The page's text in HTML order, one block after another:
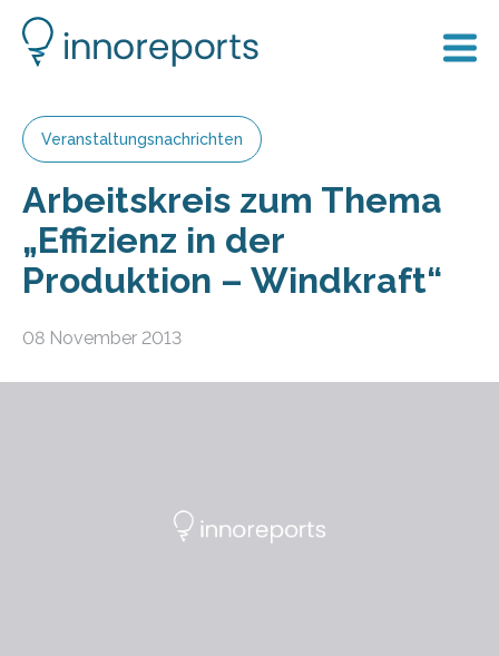
Veranstaltungsnachrichten
Arbeitskreis zum Thema
„Effizienz in der
Produktion – Windkraft“
08 November 2013